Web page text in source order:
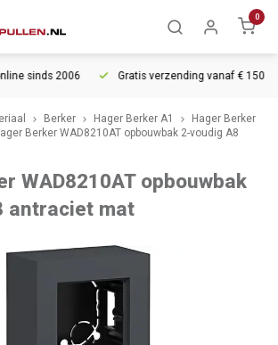
0
sinds 2006 Gratis verzending vanaf € 150
Berker Hager Berker A1
Hager Berker
Berker WAD8210AT opbouwbak 2-voudig A8
WAD8210AT opbouwbak
antraciet mat